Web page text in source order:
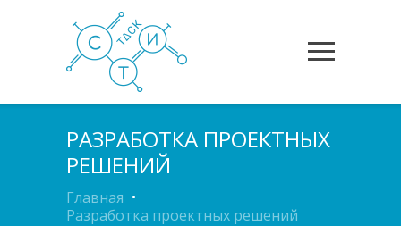
РАЗРАБОТКА ПРОЕКТНЫХ
РЕШЕНИЙ
Главная
Разработка проектных решений